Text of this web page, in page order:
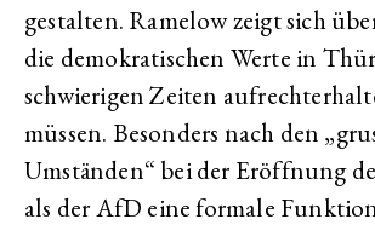
gestalten. Ramelow zeigt sich
die demokratischen Werte in
schwierigen Zeiten
müssen. Besonders nach den
Umständen“ bei der Eröffnung
als der AfD eine formale